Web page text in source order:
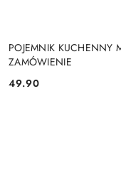
POJEMNIK KUCHENNY
ZAMÓWIENIE
Cena:
49.90